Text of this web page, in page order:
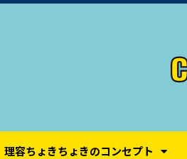
理容ちょきちょきのコンセプト